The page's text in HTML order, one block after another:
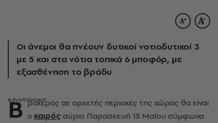
Οι άνεμοι θα πνέουν δυτικοί νοτιοδυτικοί 3
με 5 και στα νότια τοπικά 6 μποφόρ, με
εξασθένηση το βράδυ
Β ροχερός σε αρκετές περιοχές της χώρας θα είναι
ο καιρός αύριο Παρασκευή 15 Μαΐου σύμφωνα